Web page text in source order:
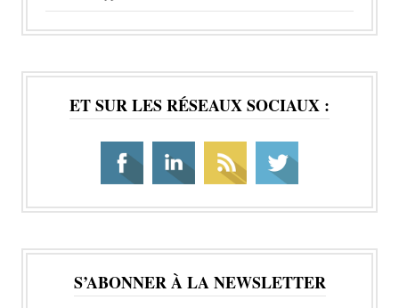
ET SUR LES RÉSEAUX SOCIAUX :
S’ABONNER À LA NEWSLETTER